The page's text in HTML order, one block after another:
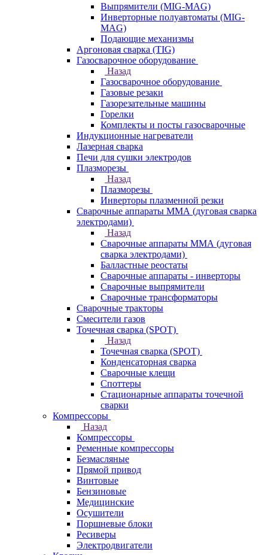
Выпрямители (MIG-MAG)
Инверторные полуавтоматы (MIG-
MAG)
Подающие механизмы
Аргоновая сварка (TIG)
Газосварочное оборудование
Назад
Газосварочное оборудование
Газовые резаки
Газорезательные машины
Горелки
Комплекты и посты газосварочные
Индукционные нагреватели
Лазерная сварка
Печи для сушки электродов
Плазморезы
Назад
Плазморезы
Инверторы плазменной резки
Сварочные аппараты ММА (дуговая сварка
электродами)
Назад
Сварочные аппараты ММА (дуговая
сварка электродами)
Балластные реостаты
Сварочные аппараты - инверторы
Сварочные выпрямители
Сварочные трансформаторы
Сварочные тракторы
Смесители газов
Точечная сварка (SPOT)
Назад
Точечная сварка (SPOT)
Конденсаторная сварка
Сварочные клещи
Споттеры
Стационарные аппараты точечной
сварки
Компрессоры
Назад
Компрессоры
Ременные компрессоры
Безмасляные
Прямой привод
Винтовые
Бензиновые
Медицинские
Осушители
Поршневые блоки
Ресиверы
Электродвигатели